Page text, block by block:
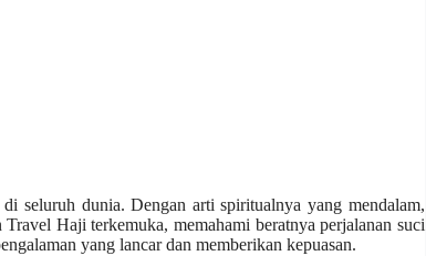
seluruh dunia. Dengan arti spiritualnya yang mendalam,
Haji terkemuka, memahami beratnya perjalanan suci
yang lancar dan memberikan kepuasan.